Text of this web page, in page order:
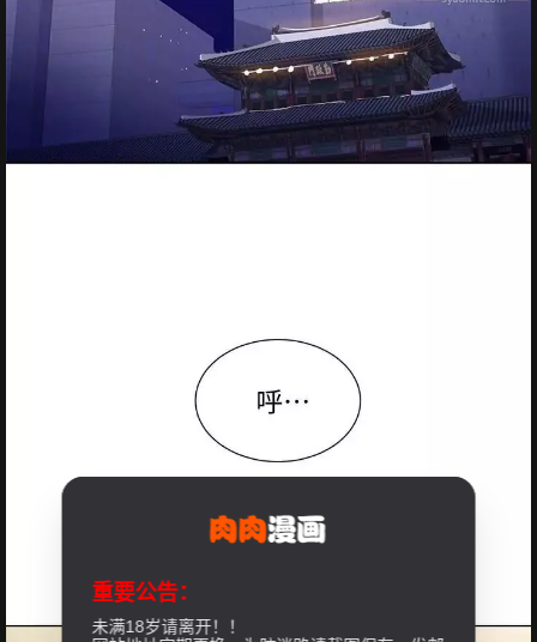
重要公告：
未满18岁请离开！！